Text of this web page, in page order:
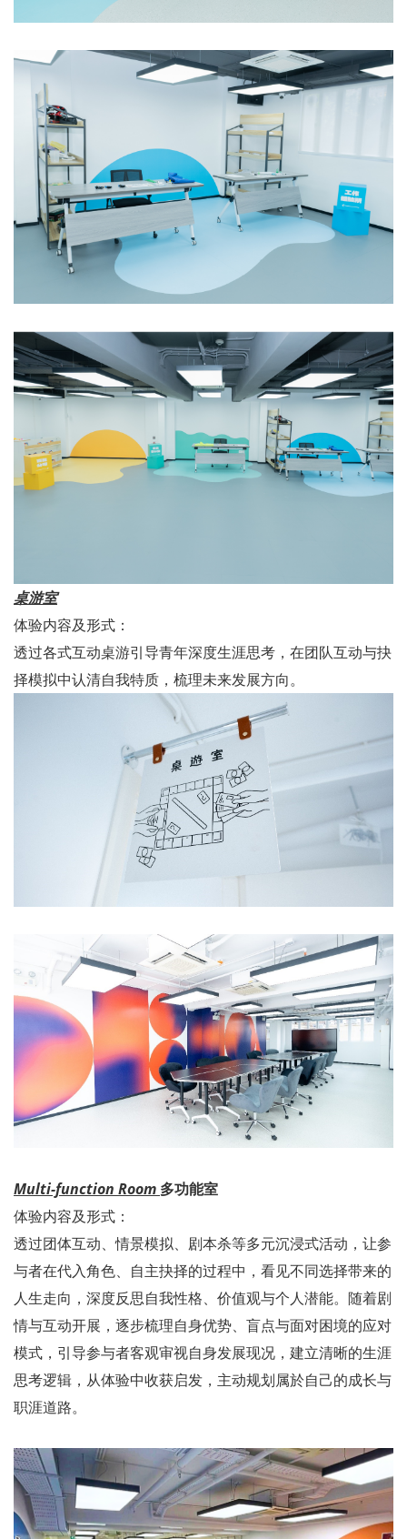
桌游室
体验内容及形式：
透过各式互动桌游引导青年深度生涯思考，在团队互动与抉
择模拟中认清自我特质，梳理未来发展方向。
Multi-function Room 多功能室
体验内容及形式：
透过团体互动、情景模拟、剧本杀等多元沉浸式活动，让参
与者在代入角色、自主抉择的过程中，看见不同选择带来的
人生走向，深度反思自我性格、价值观与个人潜能。随着剧
情与互动开展，逐步梳理自身优势、盲点与面对困境的应对
模式，引导参与者客观审视自身发展现况，建立清晰的生涯
思考逻辑，从体验中收获启发，主动规划属於自己的成长与
职涯道路。